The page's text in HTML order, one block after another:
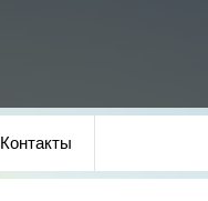
Контакты